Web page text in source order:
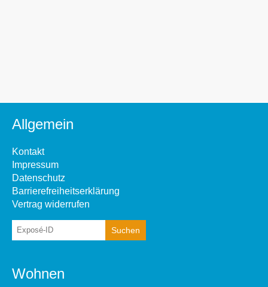
Allgemein
Kontakt
Impressum
Datenschutz
Barrierefreiheitserklärung
Vertrag widerrufen
Wohnen